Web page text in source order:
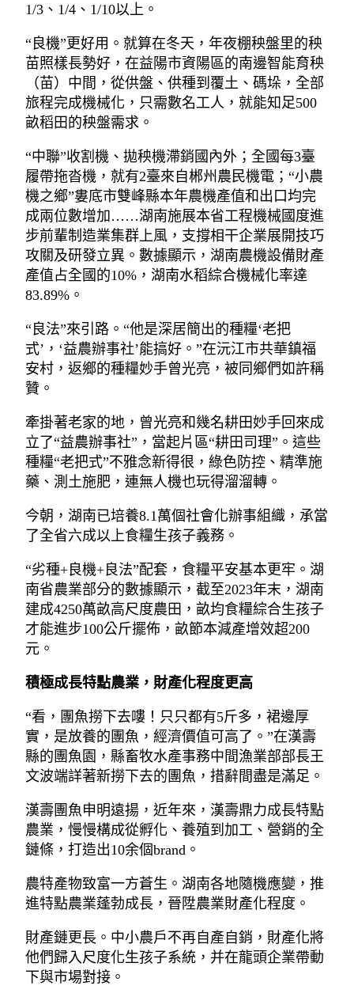
1/3、1/4、1/10以上。
“良機”更好用。就算在冬天，年夜棚秧盤里的秧
苗照樣長勢好，在益陽市資陽區的南邊智能育秧
（苗）中間，從供盤、供種到覆土、碼垛，全部
旅程完成機械化，只需數名工人，就能知足500
畝稻田的秧盤需求。
“中聯”收割機、拋秧機滯銷國內外；全國每3臺
履帶拖沓機，就有2臺來自郴州農民機電；“小農
機之鄉”婁底市雙峰縣本年農機產值和出口均完
成兩位數增加……湖南施展本省工程機械國度進
步前輩制造業集群上風，支撐相干企業展開技巧
攻關及研發立異。數據顯示，湖南農機設備財產
產值占全國的10%，湖南水稻綜合機械化率達
83.89%。
“良法”來引路。“他是深居簡出的種糧‘老把
式’，‘益農辦事社’能搞好。”在沅江市共華鎮福
安村，返鄉的種糧妙手曾光亮，被同鄉們如許稱
贊。
牽掛著老家的地，曾光亮和幾名耕田妙手回來成
立了“益農辦事社”，當起片區“耕田司理”。這些
種糧“老把式”不雅念新得很，綠色防控、精準施
藥、測土施肥，連無人機也玩得溜溜轉。
今朝，湖南已培養8.1萬個社會化辦事組織，承當
了全省六成以上食糧生孩子義務。
“劣種+良機+良法”配套，食糧平安基本更牢。湖
南省農業部分的數據顯示，截至2023年末，湖南
建成4250萬畝高尺度農田，畝均食糧綜合生孩子
才能進步100公斤擺佈，畝節本減產增效超200
元。
積極成長特點農業，財產化程度更高
“看，團魚撈下去嘍！只只都有5斤多，裙邊厚
實，是放養的團魚，經濟價值可高了。”在漢壽
縣的團魚園，縣畜牧水產事務中間漁業部部長王
文波端詳著新撈下去的團魚，措辭間盡是滿足。
漢壽團魚申明遠揚，近年來，漢壽鼎力成長特點
農業，慢慢構成從孵化、養殖到加工、營銷的全
鏈條，打造出10余個brand。
農特產物致富一方蒼生。湖南各地隨機應變，推
進特點農業蓬勃成長，晉陞農業財產化程度。
財產鏈更長。中小農戶不再自產自銷，財產化將
他們歸入尺度化生孩子系統，并在龍頭企業帶動
下與市場對接。